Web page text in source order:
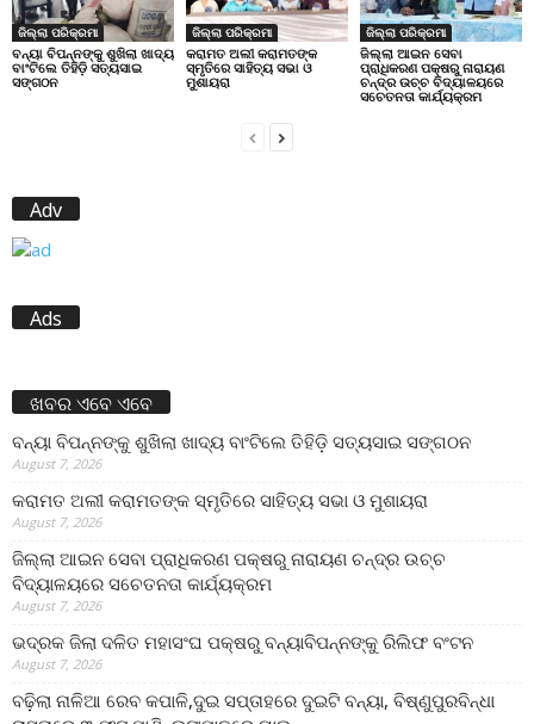
ଜିଲ୍ଲା ପରିକ୍ରମା
ବନ୍ୟା ବିପନ୍ନଙ୍କୁ ଶୁଖିଲା ଖାଦ୍ୟ
ବାଂଟିଲେ ତିହିଡି଼ ସତ୍ୟସାଇ
ସଙ୍ଗଠନ
ଜିଲ୍ଲା ପରିକ୍ରମା
କରାମତ ଅଲୀ କରାମତଙ୍କ
ସ୍ମୃତିରେ ସାହିତ୍ୟ ସଭା ଓ
ମୁଶାୟରା
ଜିଲ୍ଲା ପରିକ୍ରମା
ଜିଲ୍ଲା ଆଇନ ସେବା
ପ୍ରାଧିକରଣ ପକ୍ଷରୁ ନାରାୟଣ
ଚନ୍ଦ୍ର ଉଚ୍ଚ ବିଦ୍ୟାଳୟରେ
ସଚେତନତା କାର୍ଯ୍ୟକ୍ରମ
Adv
Ads
ଖବର ଏବେ ଏବେ
ବନ୍ୟା ବିପନ୍ନଙ୍କୁ ଶୁଖିଲା ଖାଦ୍ୟ ବାଂଟିଲେ ତିହିଡି଼ ସତ୍ୟସାଇ ସଙ୍ଗଠନ
August 7, 2026
କରାମତ ଅଲୀ କରାମତଙ୍କ ସ୍ମୃତିରେ ସାହିତ୍ୟ ସଭା ଓ ମୁଶାୟରା
August 7, 2026
ଜିଲ୍ଲା ଆଇନ ସେବା ପ୍ରାଧିକରଣ ପକ୍ଷରୁ ନାରାୟଣ ଚନ୍ଦ୍ର ଉଚ୍ଚ
ବିଦ୍ୟାଳୟରେ ସଚେତନତା କାର୍ଯ୍ୟକ୍ରମ
August 7, 2026
ଭଦ୍ରକ ଜିଲା ଦଳିତ ମହାସଂଘ ପକ୍ଷରୁ ବନ୍ୟାବିପନ୍ନଙ୍କୁ ରିଲିଫ ବଂଟନ
August 7, 2026
ବଢ଼ିଲା ନାଳିଆ ରେବ କପାଳି,ଦୁଇ ସପ୍ତାହରେ ଦୁଇଟି ବନ୍ୟା, ବିଷ୍ଣୁପୁରବିନ୍ଧା